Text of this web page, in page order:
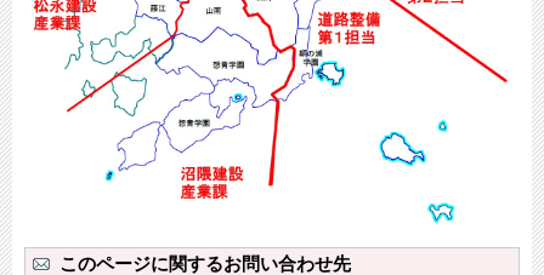
このページに関するお問い合わせ先